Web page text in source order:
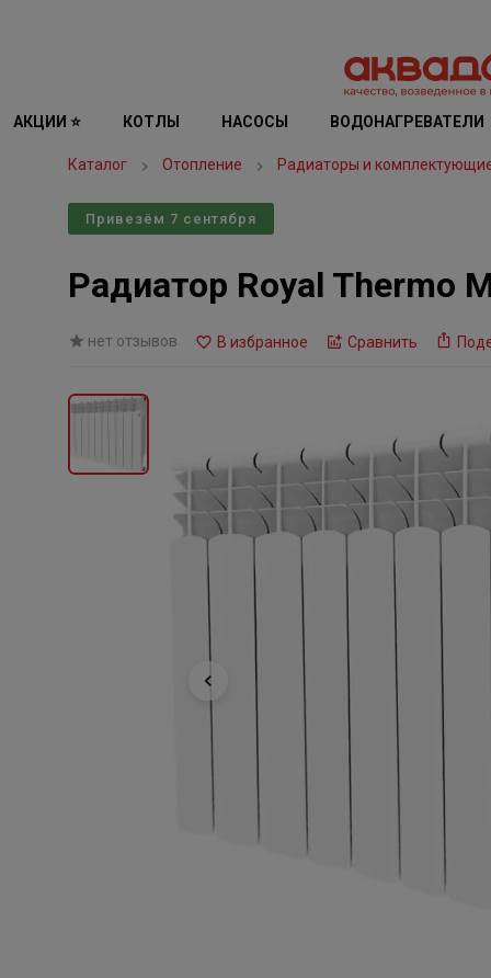
АКЦИИ ⭐ КОТЛЫ НАСОСЫ ВОДОНАГРЕВАТЕЛИ
Каталог Отопление Радиаторы и
Привезём 7 сентября
Радиатор Royal Thermo
нет отзывов В избранное Сравнить